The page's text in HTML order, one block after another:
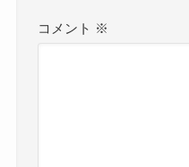
コメント ※